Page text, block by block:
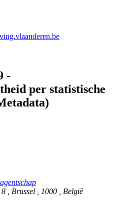
-
per statistische
, Brussel , 1000 , België